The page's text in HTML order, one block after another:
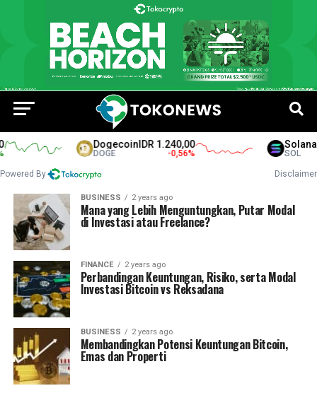
DogecoinIDR 1.240,00
DOGE -0,56 %
Solana
SOL
Powered By Disclaimer
BUSINESS 2 years ago
Mana yang Lebih Menguntungkan, Putar Modal
di Investasi atau Freelance?
FINANCE 2 years ago
Perbandingan Keuntungan, Risiko, serta Modal
Investasi Bitcoin vs Reksadana
BUSINESS 2 years ago
Membandingkan Potensi Keuntungan Bitcoin,
Emas dan Properti